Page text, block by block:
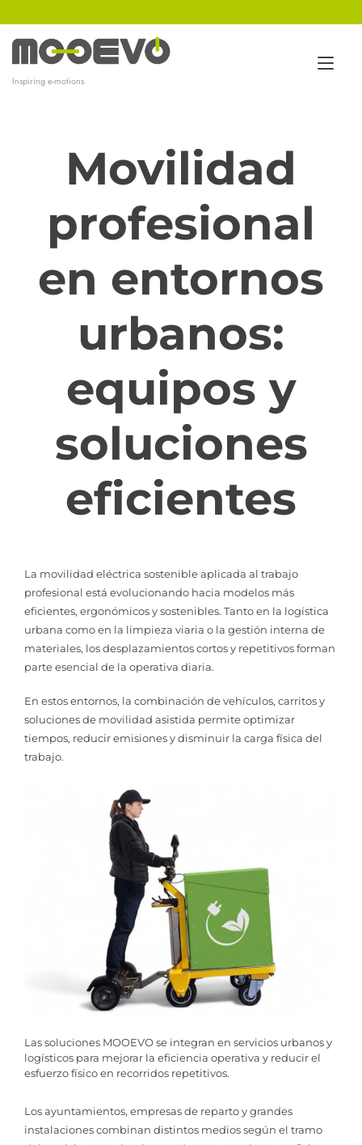
al
contenido
Inspiring e-motions
Movilidad
profesional
en entornos
urbanos:
equipos y
soluciones
eficientes
La movilidad eléctrica sostenible aplicada al trabajo
profesional está evolucionando hacia modelos más
eficientes, ergonómicos y sostenibles. Tanto en la logística
urbana como en la limpieza viaria o la gestión interna de
materiales, los desplazamientos cortos y repetitivos forman
parte esencial de la operativa diaria.
En estos entornos, la combinación de vehículos, carritos y
soluciones de movilidad asistida permite optimizar
tiempos, reducir emisiones y disminuir la carga física del
trabajo.
Las soluciones MOOEVO se integran en servicios urbanos y
logísticos para mejorar la eficiencia operativa y reducir el
esfuerzo físico en recorridos repetitivos.
Los ayuntamientos, empresas de reparto y grandes
instalaciones combinan distintos medios según el tramo